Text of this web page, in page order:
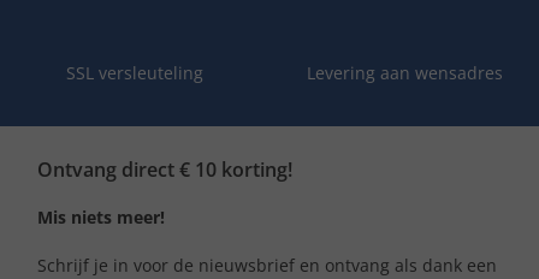
SSL versleuteling Levering aan wensadres
Ontvang direct € 10 korting!
Mis niets meer!
Schrijf je in voor de nieuwsbrief en ontvang als dank een